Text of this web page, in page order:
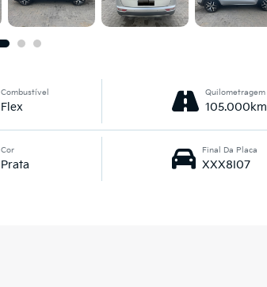
Combustível
Flex
Quilometragem
105.000km
Cor
Prata
Final Da Placa
XXX8I07